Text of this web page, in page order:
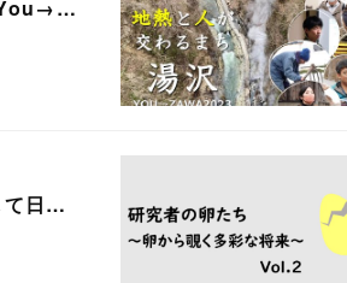
You→…
て日…